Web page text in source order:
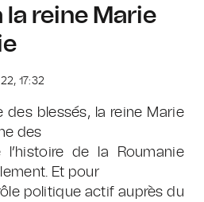
la reine Marie
17:32
des blessés, la reine Marie
des
de la Roumanie
Et pour
politique actif auprès du